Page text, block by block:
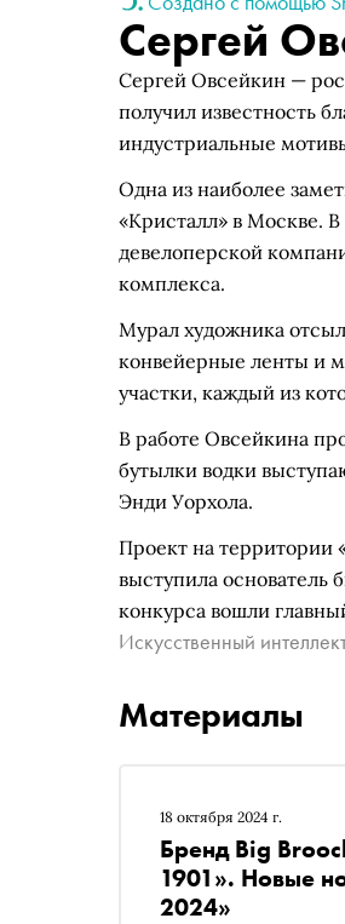
Сергей
Сергей Овсейкин —
получил известность
индустриальные
Одна из наиболее
«Кристалл» в Москве. В
девелоперской
комплекса.
Мурал художника
конвейерные ленты и
участки, каждый из
В работе Овсейкина
бутылки водки
Энди Уорхола.
Проект на территории
выступила основатель
конкурса вошли
Искусственный
Материалы
18 октября 2024 г.
Бренд Big
1901». Новые
2024»